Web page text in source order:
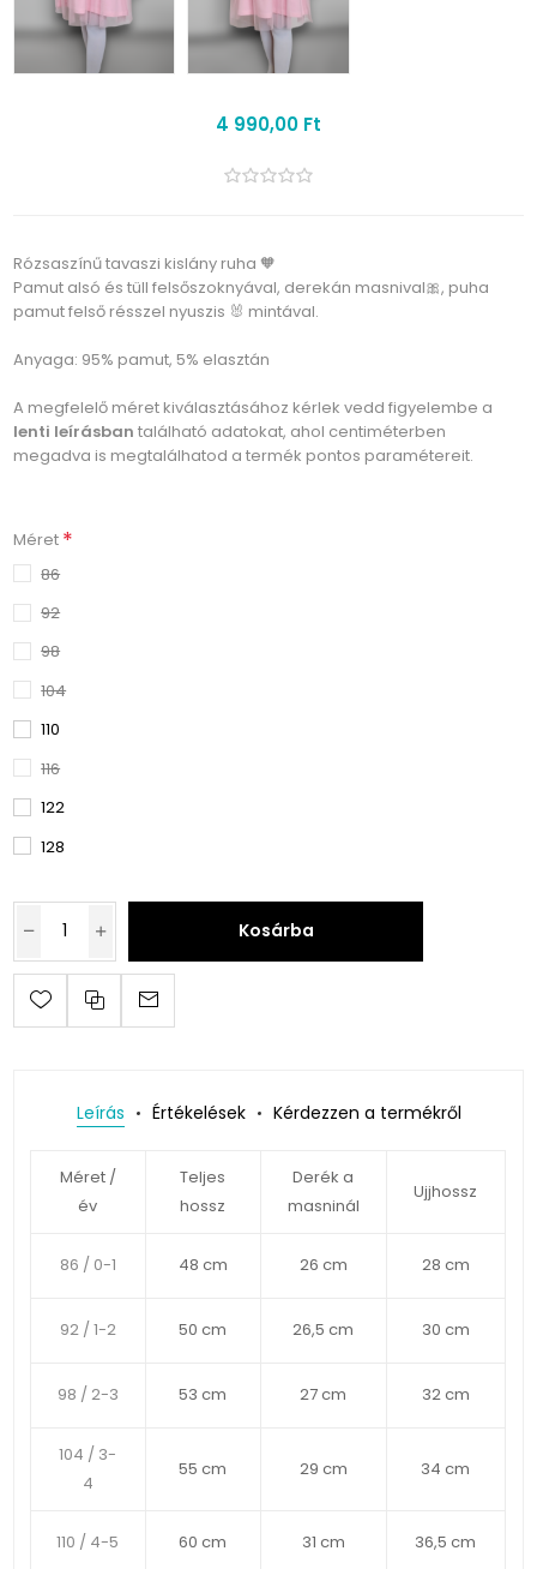
4 990,00 Ft
Rózsaszínű tavaszi kislány ruha 🧡
Pamut alsó és tüll felsőszoknyával, derekán masnival🎀, puha
pamut felső résszel nyuszis 🐰 mintával.
Anyaga: 95% pamut, 5% elasztán
A megfelelő méret kiválasztásához kérlek vedd figyelembe a
lenti leírásban található adatokat, ahol centiméterben
megadva is megtalálhatod a termék pontos paramétereit.
Méret *
86
92
98
104
110
116
122
128
Kosárba
Leírás Értékelések Kérdezzen a termékről
Méret /
év
Teljes
hossz
Derék a
masninál
Ujjhossz
86 / 0-1 48 cm 26 cm 28 cm
92 / 1-2 50 cm 26,5 cm 30 cm
98 / 2-3 53 cm 27 cm 32 cm
104 / 3-
4
55 cm 29 cm 34 cm
110 / 4-5 60 cm 31 cm 36,5 cm